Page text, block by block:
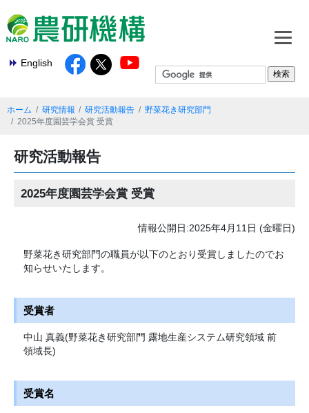
English
ホーム 研究情報 研究活動報告
野菜花き研究部門
2025年度園芸学会賞 受賞
研究活動報告
2025年度園芸学会賞 受賞
情報公開日:2025年4月11日 (金曜日)
野菜花き研究部門の職員が以下のとおり受賞しましたのでお
知らせいたします。
受賞者
中山 真義(野菜花き研究部門 露地生産システム研究領域 前
領域長)
受賞名